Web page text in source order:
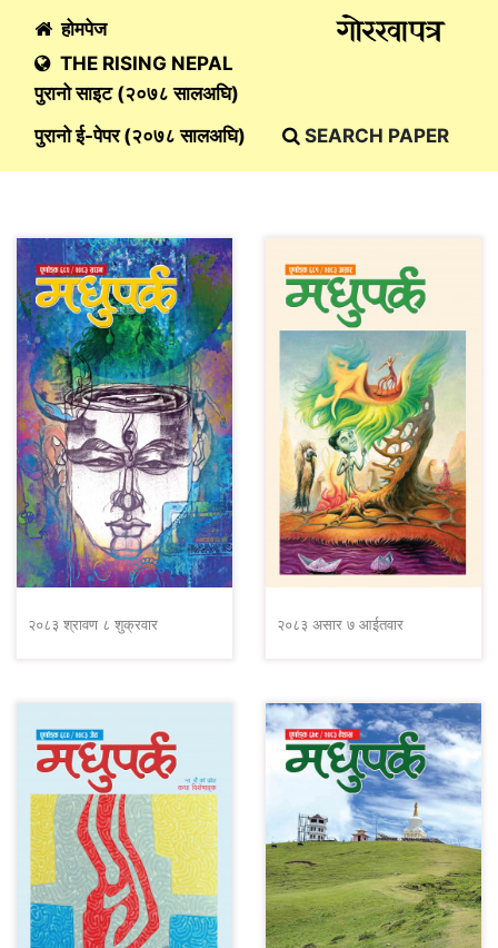
होमपेज
THE RISING NEPAL
पुरानो साइट (२०७८ सालअघि)
पुरानो ई-पेपर (२०७८ सालअघि)
SEARCH PAPER
२०८३ श्रावण ८ शुक्रवार २०८३ असार ७ आईतवार